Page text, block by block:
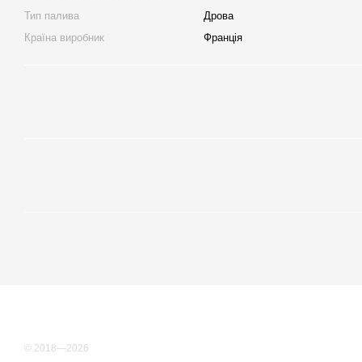
Тип палива
Дрова
Країна виробник
Франція
© 2018—2026